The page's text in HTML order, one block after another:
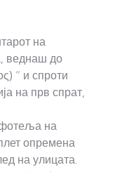
на
веднаш до
“ и спроти
на прв спрат,
фотеља на
опремена
на улицата.